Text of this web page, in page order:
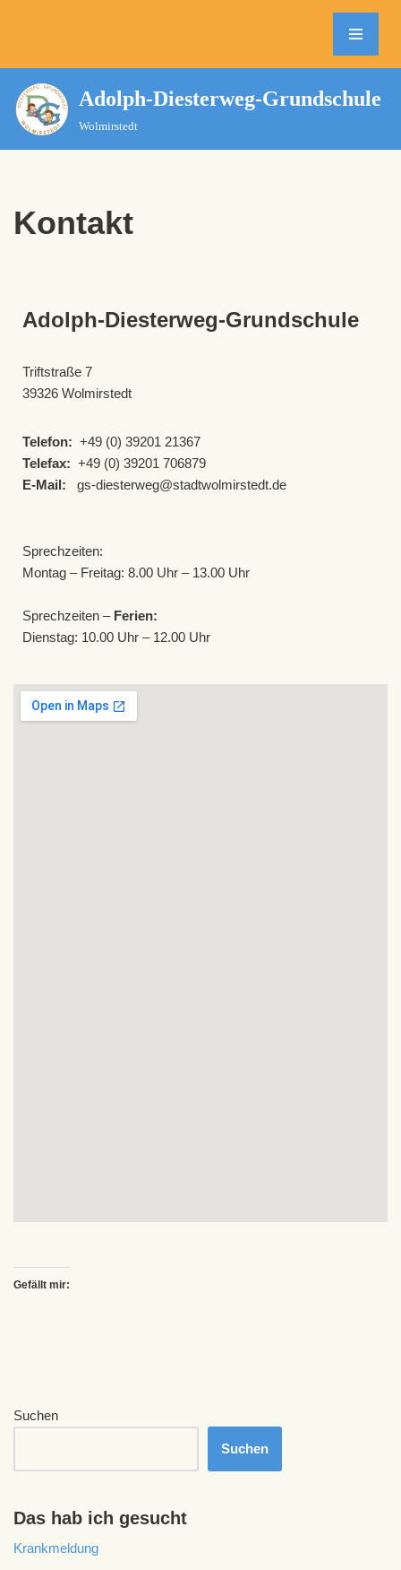
Inhalt
springen
Adolph-Diesterweg-Grundschule
Wolmirstedt
Kontakt
Adolph-Diesterweg-Grundschule
Triftstraße 7
39326 Wolmirstedt
Telefon: +49 (0) 39201 21367
Telefax: +49 (0) 39201 706879
E-Mail:
gs-diesterweg@stadtwolmirstedt.de
Sprechzeiten:
Montag – Freitag: 8.00 Uhr – 13.00 Uhr
Sprechzeiten – Ferien:
Dienstag: 10.00 Uhr – 12.00 Uhr
Gefällt mir:
Suchen
Suchen
Das hab ich gesucht
Krankmeldung